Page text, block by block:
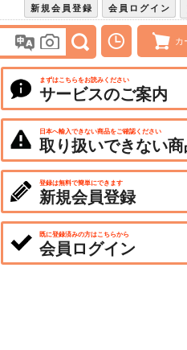
会員ログイン
新規会員登録
カ
まずはこちらをお読みください
サービスのご案内
日本へ輸入できない商品をご確認ください
取り扱いできない商
登録は無料で簡単にできます
新規会員登録
既に登録済みの方はこちらから
会員ログイン